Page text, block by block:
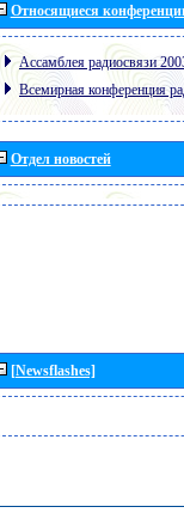
Относящиеся
Ассамблея радиосвязи
Всемирная конференция
Отдел новостей
[Newsflashes]